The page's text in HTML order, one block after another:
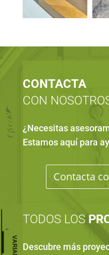
CONTACTA
CON
¿Necesitas
Estamos aquí para
Contacta
TODOS LOS
Descubre más